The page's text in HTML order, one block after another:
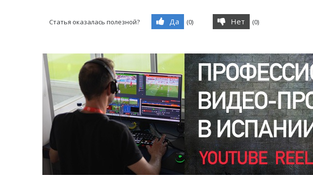
Статья оказалась полезной? Да (0) Нет (0)